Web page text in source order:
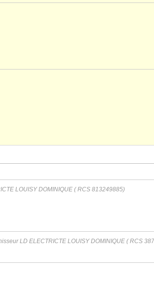
LOUISY DOMINIQUE ( RCS 813249885)
LD ELECTRICTE LOUISY DOMINIQUE ( RCS